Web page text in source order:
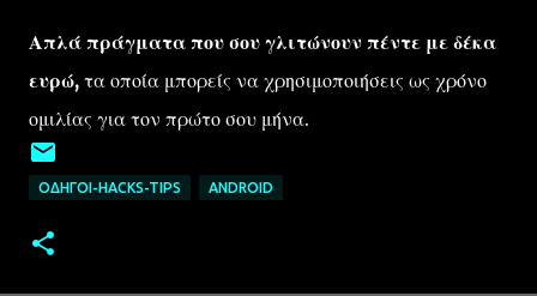
Απλά πράγματα που σου γλιτώνουν πέντε με δέκα
ευρώ, τα οποία μπορείς να χρησιμοποιήσεις ως χρόνο
ομιλίας για τον πρώτο σου μήνα.
ΟΔΗΓΟΊ-HACKS-TIPS ANDROID